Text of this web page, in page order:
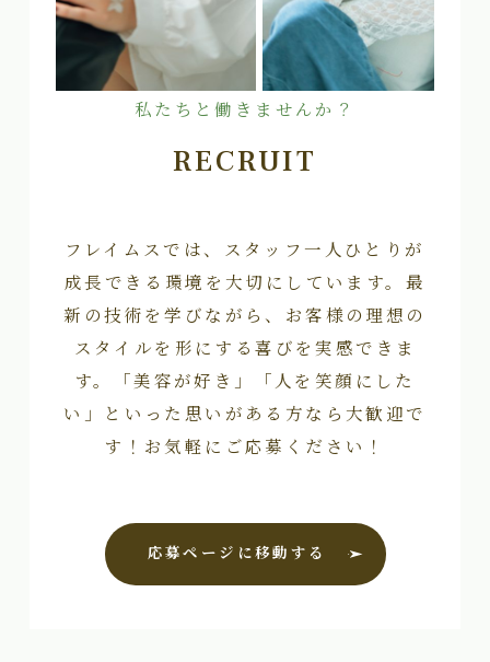
私たちと働きませんか？
RECRUIT
フレイムスでは、スタッフ一人ひとりが
成長できる環境を大切にしています。最
新の技術を学びながら、お客様の理想の
スタイルを形にする喜びを実感できま
す。「美容が好き」「人を笑顔にした
い」といった思いがある方なら大歓迎で
す！お気軽にご応募ください！
応募ページに移動する